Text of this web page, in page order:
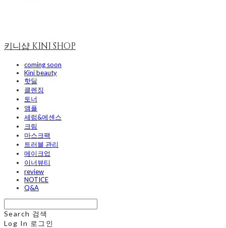
키니샵 KINI SHOP
coming soon
Kini beauty
핫딜
클렌징
토너
앰플
세럼&에센스
크림
마스크팩
트러블 관리
메이크업
이너뷰티
review
NOTICE
Q&A
Search 검색
Log In 로그인